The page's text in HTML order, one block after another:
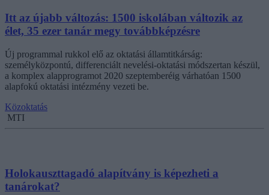
Itt az újabb változás: 1500 iskolában változik az
élet, 35 ezer tanár megy továbbképzésre
Új programmal rukkol elő az oktatási államtitkárság:
személyközpontú, differenciált nevelési-oktatási módszertan készül,
a komplex alapprogramot 2020 szeptemberéig várhatóan 1500
alapfokú oktatási intézmény vezeti be.
Közoktatás
MTI
Holokauszttagadó alapítvány is képezheti a
tanárokat?